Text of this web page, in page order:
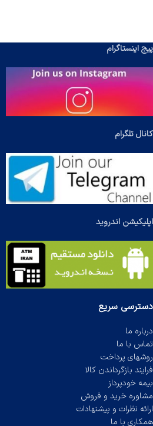
پیج اینستاگرام
کانال تلگرام
اپلیکیشن اندروید
دسترسی سریع
درباره ما
تماس با ما
روشهای پرداخت
فرایند بازگرداندن کالا
بیمه خودپرداز
مشاوره خرید و فروش
ارائه نظرات و پیشنهادات
همکاری با ما